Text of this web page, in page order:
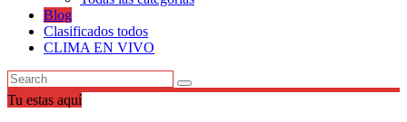
Blog
Clasificados todos
CLIMA EN VIVO
Tu estas aquí